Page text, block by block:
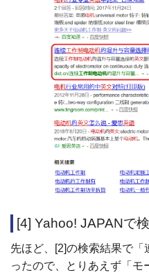
[4] Yahoo! JAPANで
先ほど、[2]の検索結果で
ったので、とりあえず「モ